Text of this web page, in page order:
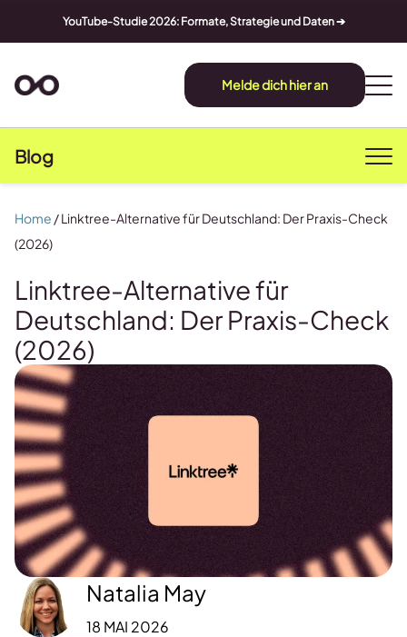
YouTube-Studie 2026: Formate, Strategie und Daten ➔
Melde dich hier an
Blog
Linktree-Alternative für
Deutschland: Der Praxis-Check
(2026)
Natalia May
18 MAI 2026
Home /Linktree-Alternative für Deutschland: Der Praxis-Check
(2026)